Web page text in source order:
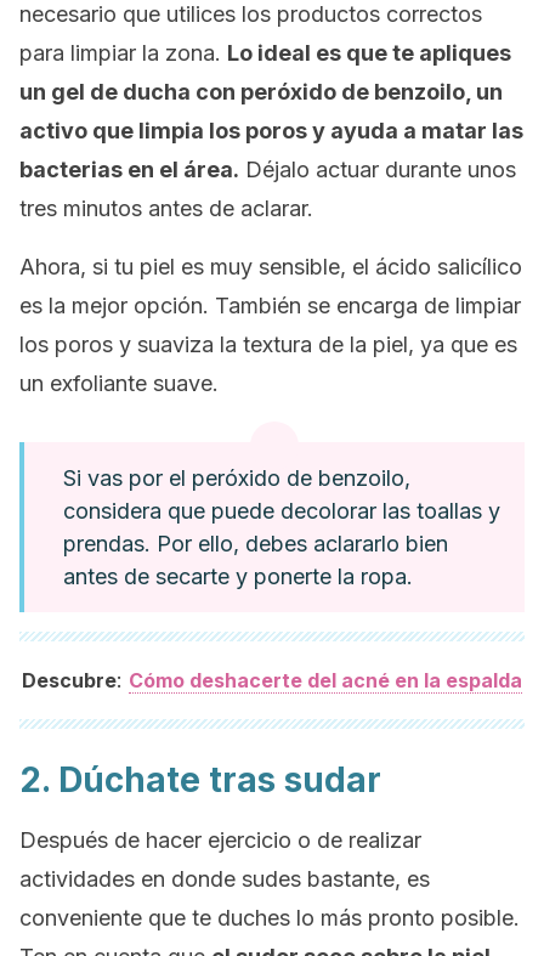
necesario que utilices los productos correctos
para limpiar la zona. Lo ideal es que te apliques
un gel de ducha con peróxido de benzoilo, un
activo que limpia los poros y ayuda a matar las
bacterias en el área. Déjalo actuar durante unos
tres minutos antes de aclarar.
Ahora, si tu piel es muy sensible, el ácido salicílico
es la mejor opción. También se encarga de limpiar
los poros y suaviza la textura de la piel, ya que es
un exfoliante suave.
Si vas por el peróxido de benzoilo,
considera que puede decolorar las toallas y
prendas. Por ello, debes aclararlo bien
antes de secarte y ponerte la ropa.
Descubre: Cómo deshacerte del acné en la espalda
2. Dúchate tras sudar
Después de hacer ejercicio o de realizar
actividades en donde sudes bastante, es
conveniente que te duches lo más pronto posible.